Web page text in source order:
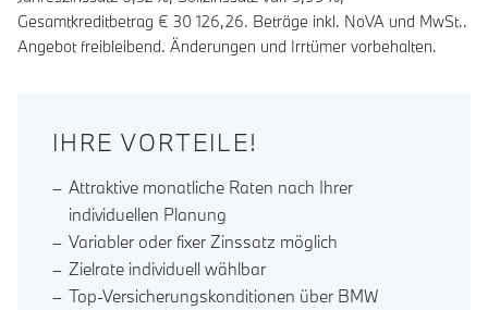
Gesamtkreditbetrag € 30 126,26. Beträge inkl. NoVA und MwSt..
Angebot freibleibend. Änderungen und Irrtümer vorbehalten.
IHRE VORTEILE!
Attraktive monatliche Raten nach Ihrer
individuellen Planung
Variabler oder fixer Zinssatz möglich
Zielrate individuell wählbar
Top-Versicherungskonditionen über BMW